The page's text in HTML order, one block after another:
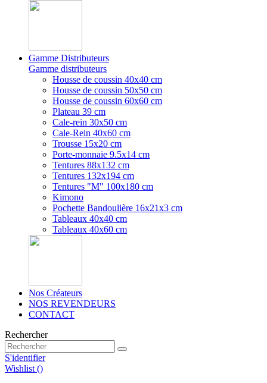
Gamme Distributeurs
Gamme distributeurs
Housse de coussin 40x40 cm
Housse de coussin 50x50 cm
Housse de coussin 60x60 cm
Plateau 39 cm
Cale-rein 30x50 cm
Cale-Rein 40x60 cm
Trousse 15x20 cm
Porte-monnaie 9.5x14 cm
Tentures 88x132 cm
Tentures 132x194 cm
Tentures "M" 100x180 cm
Kimono
Pochette Bandoulière 16x21x3 cm
Tableaux 40x40 cm
Tableaux 40x60 cm
Nos Créateurs
NOS REVENDEURS
CONTACT
Rechercher
S'identifier
Wishlist ()